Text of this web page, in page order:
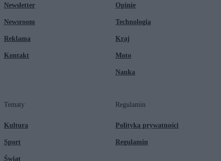
Newsletter
Newsroom
Reklama
Kontakt
Opinie
Technologia
Kraj
Moto
Nauka
Tematy
Kultura
Sport
Świat
Regulamin
Polityka prywatności
Regulamin